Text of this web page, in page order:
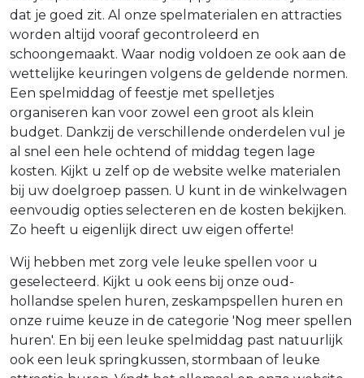
dat je goed zit. Al onze spelmaterialen en attracties
worden altijd vooraf gecontroleerd en
schoongemaakt. Waar nodig voldoen ze ook aan de
wettelijke keuringen volgens de geldende normen.
Een spelmiddag of feestje met spelletjes
organiseren kan voor zowel een groot als klein
budget. Dankzij de verschillende onderdelen vul je
al snel een hele ochtend of middag tegen lage
kosten. Kijkt u zelf op de website welke materialen
bij uw doelgroep passen. U kunt in de winkelwagen
eenvoudig opties selecteren en de kosten bekijken.
Zo heeft u eigenlijk direct uw eigen offerte!
Wij hebben met zorg vele leuke spellen voor u
geselecteerd. Kijkt u ook eens bij onze oud-
hollandse spelen huren, zeskampspellen huren en
onze ruime keuze in de categorie 'Nog meer spellen
huren'. En bij een leuke spelmiddag past natuurlijk
ook een leuk springkussen, stormbaan of leuke